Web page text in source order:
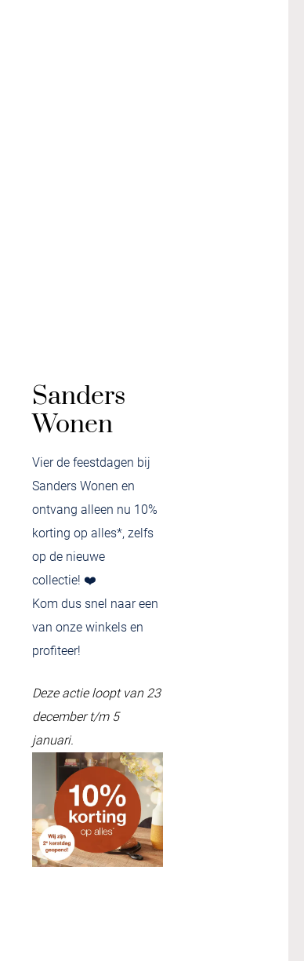
Sanders
Wonen
Vier de feestdagen bij
Sanders Wonen en
ontvang alleen nu 10%
korting op alles*, zelfs
op de nieuwe
collectie! ❤️
Kom dus snel naar een
van onze winkels en
profiteer!
Deze actie loopt van 23
december t/m 5
januari.